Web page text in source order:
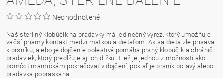
Neohodnotené
Naš sterilný klobúčik na bradavky má jedinečný výrez, ktorý umožňuje
väčší priamy kontakt medzi matkou a dieťaťom. Ak sa dieťa zle prisáva
k prsníku, alebo je dojčenie bolestivé pomáha prsný klobúčik a chránič
bradaviek, ktorý predlžuje aj ich dĺžku. Tiež je jednou z možností ako
pomôcť mamičkám pokračovať v dojčení, pokiaľ je prsník boľavý alebo
bradavka popraskaná.